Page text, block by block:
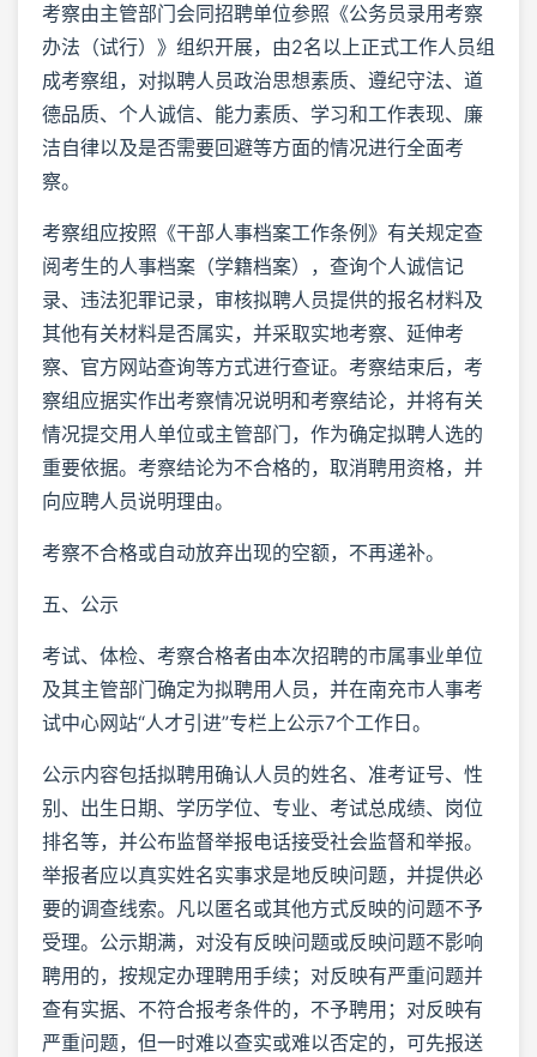
考察由主管部门会同招聘单位参照《公务员录用考察
办法（试行）》组织开展，由2名以上正式工作人员组
成考察组，对拟聘人员政治思想素质、遵纪守法、道
德品质、个人诚信、能力素质、学习和工作表现、廉
洁自律以及是否需要回避等方面的情况进行全面考
察。
考察组应按照《干部人事档案工作条例》有关规定查
阅考生的人事档案（学籍档案），查询个人诚信记
录、违法犯罪记录，审核拟聘人员提供的报名材料及
其他有关材料是否属实，并采取实地考察、延伸考
察、官方网站查询等方式进行查证。考察结束后，考
察组应据实作出考察情况说明和考察结论，并将有关
情况提交用人单位或主管部门，作为确定拟聘人选的
重要依据。考察结论为不合格的，取消聘用资格，并
向应聘人员说明理由。
考察不合格或自动放弃出现的空额，不再递补。
五、公示
考试、体检、考察合格者由本次招聘的市属事业单位
及其主管部门确定为拟聘用人员，并在南充市人事考
试中心网站“人才引进”专栏上公示7个工作日。
公示内容包括拟聘用确认人员的姓名、准考证号、性
别、出生日期、学历学位、专业、考试总成绩、岗位
排名等，并公布监督举报电话接受社会监督和举报。
举报者应以真实姓名实事求是地反映问题，并提供必
要的调查线索。凡以匿名或其他方式反映的问题不予
受理。公示期满，对没有反映问题或反映问题不影响
聘用的，按规定办理聘用手续；对反映有严重问题并
查有实据、不符合报考条件的，不予聘用；对反映有
严重问题，但一时难以查实或难以否定的，可先报送